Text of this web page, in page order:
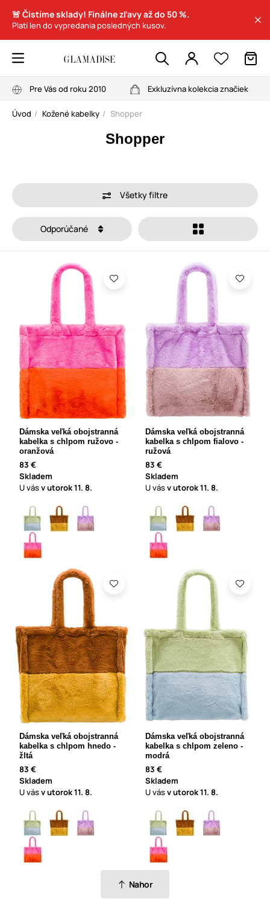
🚨 Čistíme sklady! Finálne zľavy až do 50 %.
Platí len do vypredania posledných kusov.
Pre Vás od roku 2010 Exkluzívna kolekcia značiek
Úvod Kožené kabelky Shopper
Shopper
Všetky filtre
Odporúčané
Dámska veľká obojstranná
kabelka s chlpom ružovo -
oranžová
83 €
Skladem
U vásv utorok11. 8.
Dámska veľká obojstranná
kabelka s chlpom fialovo -
ružová
83 €
Skladem
U vásv utorok11. 8.
Dámska veľká obojstranná
kabelka s chlpom hnedo -
žltá
83 €
Skladem
U vásv utorok11. 8.
Dámska veľká obojstranná
kabelka s chlpom zeleno -
modrá
83 €
Skladem
U vásv utorok11. 8.
Nahor